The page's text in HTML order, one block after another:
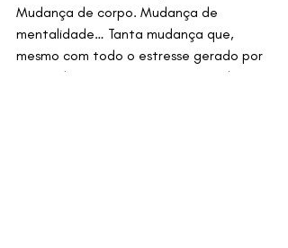
Mudança de corpo. Mudança de
mentalidade… Tanta mudança que,
mesmo com todo o estresse gerado por
trocar de casa, eu não me canso de